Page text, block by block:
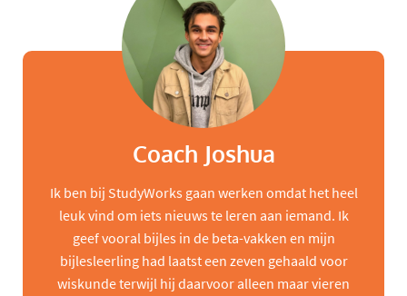
Coach Joshua
Ik ben bij StudyWorks gaan werken omdat het heel
leuk vind om iets nieuws te leren aan iemand. Ik
geef vooral bijles in de beta-vakken en mijn
bijlesleerling had laatst een zeven gehaald voor
wiskunde terwijl hij daarvoor alleen maar vieren